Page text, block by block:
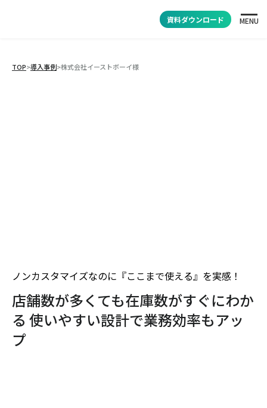
資料ダウンロード MENU
TOP>導入事例>株式会社イーストボーイ様
ノンカスタマイズなのに『ここまで使える』を実感！
店舗数が多くても在庫数がすぐにわか
る 使いやすい設計で業務効率もアッ
プ